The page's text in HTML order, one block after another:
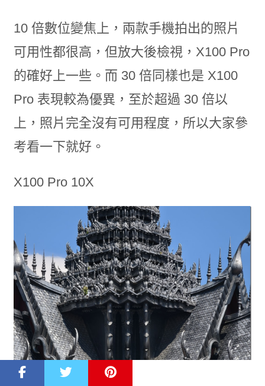
10 倍數位變焦上，兩款手機拍出的照片
可用性都很高，但放大後檢視，X100 Pro
的確好上一些。而 30 倍同樣也是 X100
Pro 表現較為優異，至於超過 30 倍以
上，照片完全沒有可用程度，所以大家參
考看一下就好。
X100 Pro 10X